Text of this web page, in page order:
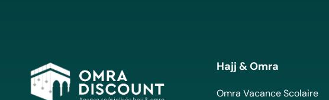
Hajj & Omra
Omra Vacance Scolaire